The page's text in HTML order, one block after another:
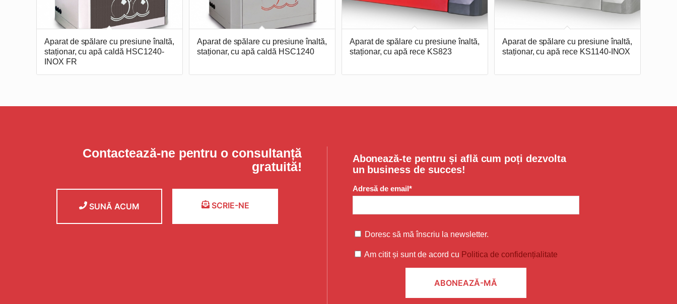
Aparat de spălare cu presiune înaltă,
staționar, cu apă caldă HSC1240-
INOX FR
Aparat de spălare cu presiune înaltă,
staționar, cu apă caldă HSC1240
Aparat de spălare cu presiune înaltă,
staționar, cu apă rece KS823
Aparat de spălare cu presiune înaltă,
staționar, cu apă rece KS1140-INOX
Contactează-ne pentru o consultanță
gratuită!
SUNĂ ACUM SCRIE-NE
Abonează-te pentru și află cum poți dezvolta
un business de succes!
Adresă de email*
Doresc să mă înscriu la newsletter.
Am citit și sunt de acord cu Politica de confidențialitate